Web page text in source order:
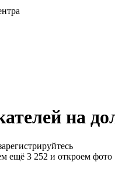
на
ещё 3 252 и откроем фото